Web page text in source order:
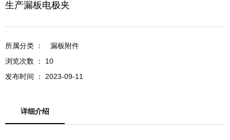
生产漏板电极夹
所属分类 ：
漏板附件
浏览次数 ： 10
发布时间 ： 2023-09-11
详细介绍